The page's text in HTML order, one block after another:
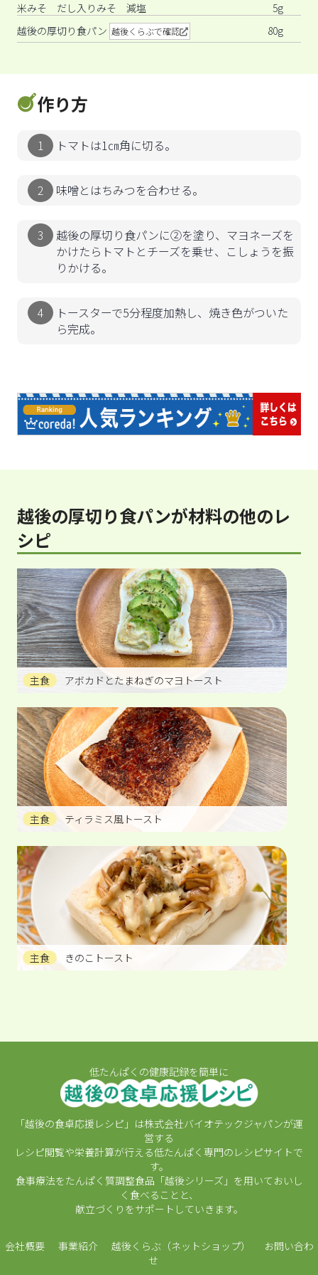
米みそ だし入りみそ 減塩
5g
越後の厚切り食パン 越後くらぶで確認 80g
作り方
トマトは1㎝角に切る。
味噌とはちみつを合わせる。
越後の厚切り食パンに②を塗り、マヨネーズを
かけたらトマトとチーズを乗せ、こしょうを振
りかける。
トースターで5分程度加熱し、焼き色がついた
ら完成。
越後の厚切り食パンが材料の他のレ
シピ
主食 アボカドとたまねぎのマヨトースト
主食 ティラミス風トースト
主食 きのこトースト
低たんぱくの健康記録を簡単に
「越後の食卓応援レシピ」は株式会社バイオテックジャパンが運
営する
レシピ閲覧や栄養計算が行える低たんぱく専門のレシピサイトで
す。
食事療法をたんぱく質調整食品「越後シリーズ」を用いておいし
く食べることと、
献立づくりをサポートしていきます。
会社概要 事業紹介 越後くらぶ（ネットショップ）
お問い合わ
せ